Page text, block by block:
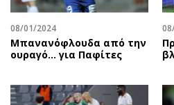
08/01/2024
Μπανανόφλουδα από την
ουραγό… για Παφίτες